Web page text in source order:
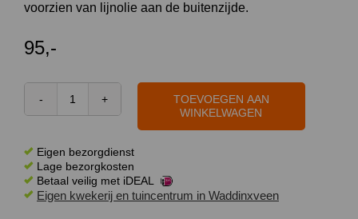
voorzien van lijnolie aan de buitenzijde.
95,-
Kastanje
portvat
van
50
liter
TOEVOEGEN AAN
WINKELWAGEN
Eigen bezorgdienst
Lage bezorgkosten
Betaal veilig met iDEAL
Eigen kwekerij en tuincentrum in Waddinxveen